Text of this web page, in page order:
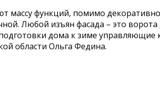
функций, помимо
Любой изъян фасада – это
дома к зиме
области Ольга Федина.